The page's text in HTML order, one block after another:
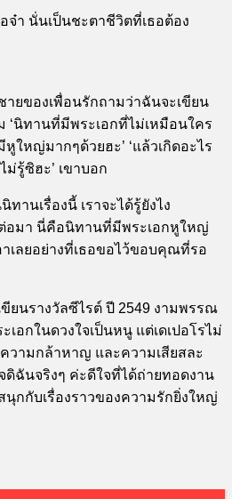
จ๋า นั่นเป็นชะตาชีวิตที่เธอต้อง
ชายของเพื่อนรักถามว่าฉันจะเขียน
‘นิทานที่มีพระเอกที่ไม่เหมือนใคร
หูใหญ่มากๆด้วยฮะ’ ‘แล้วเกิดอะไร
ม่รู้ซิฮะ’ เขาบอก
านเรื่องนี้ เราจะได้รู้ยังไง
ต่อมา นี่คือนิทานที่มีพระเอกหูใหญ่
เลยอย่างที่เธอขอไว้ขอบคุณที่รอ
ขียนรางวัลซีไรต์ ปี 2549 งามพรรณ
เอกในดวงใจเป็นหนู แต่เดเปอโรไม่
วามกล้าหาญ และความเสียสละ
ดิฉันจริงๆ ค่ะดีใจที่ได้ถ่ายทอดงาน
กกับเรื่องราวของความรักยิ่งใหญ่